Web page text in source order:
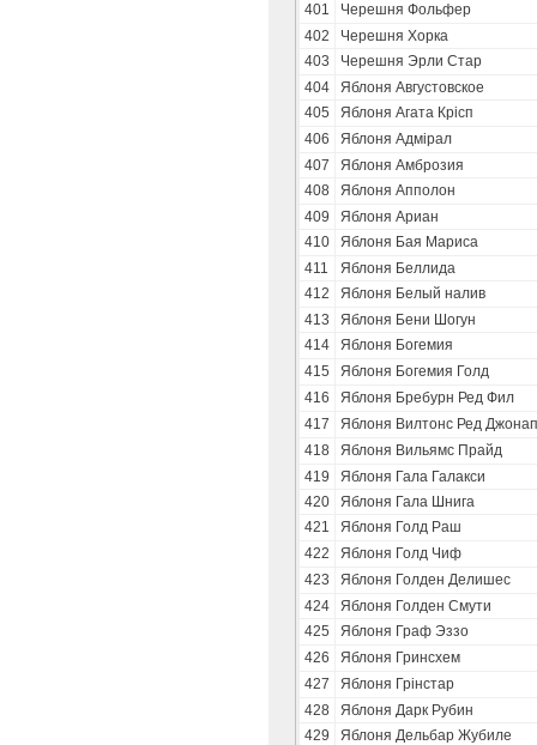
401
Черешня Фольфер
402
Черешня Хорка
403
Черешня Эрли Стар
404
Яблоня Августовское
405
Яблоня Агата Крісп
406
Яблоня Адмірал
407
Яблоня Амброзия
408
Яблоня Апполон
409
Яблоня Ариан
410
Яблоня Бая Мариса
411
Яблоня Беллида
412
Яблоня Белый налив
413
Яблоня Бени Шогун
414
Яблоня Богемия
415
Яблоня Богемия Голд
416
Яблоня Бребурн Ред Фил
417
Яблоня Вилтонс Ред
418
Яблоня Вильямс Прайд
419
Яблоня Гала Галакси
420
Яблоня Гала Шнига
421
Яблоня Голд Раш
422
Яблоня Голд Чиф
423
Яблоня Голден Делишес
424
Яблоня Голден Смути
425
Яблоня Граф Эззо
426
Яблоня Гринсхем
427
Яблоня Грінстар
428
Яблоня Дарк Рубин
429
Яблоня Дельбар Жубиле